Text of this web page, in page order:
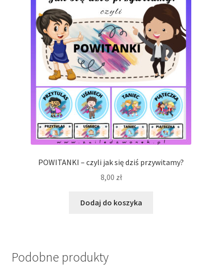
POWITANKI – czyli jak się dziś przywitamy?
8,00 zł
Dodaj do koszyka
Podobne produkty